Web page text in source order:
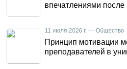
впечатлениями
11 июля 2026 г. — Общество
Принцип мотивации
преподавателей в